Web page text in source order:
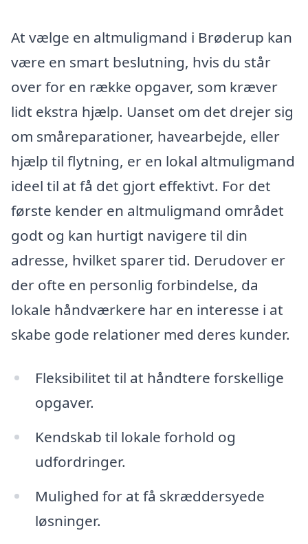
At vælge en altmuligmand i Brøderup kan
være en smart beslutning, hvis du står
over for en række opgaver, som kræver
lidt ekstra hjælp. Uanset om det drejer sig
om småreparationer, havearbejde, eller
hjælp til flytning, er en lokal altmuligmand
ideel til at få det gjort effektivt. For det
første kender en altmuligmand området
godt og kan hurtigt navigere til din
adresse, hvilket sparer tid. Derudover er
der ofte en personlig forbindelse, da
lokale håndværkere har en interesse i at
skabe gode relationer med deres kunder.
Fleksibilitet til at håndtere forskellige
opgaver.
Kendskab til lokale forhold og
udfordringer.
Mulighed for at få skræddersyede
løsninger.